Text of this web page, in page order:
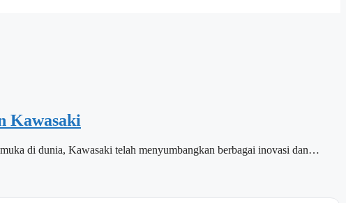
Kawasaki
di dunia, Kawasaki telah menyumbangkan berbagai inovasi dan…